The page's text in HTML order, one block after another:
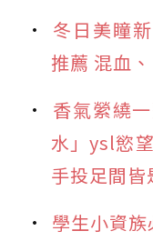
冬日美瞳
推薦 混血
香氣縈繞
水」ysl慾
手投足間皆
學生小資